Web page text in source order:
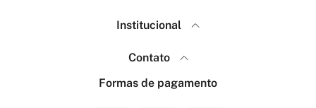
Menina Fashion
Institucional
Política de Privacidade
Trocas e Devoluções
Contato
(18) 99767-7463
Formas de pagamento